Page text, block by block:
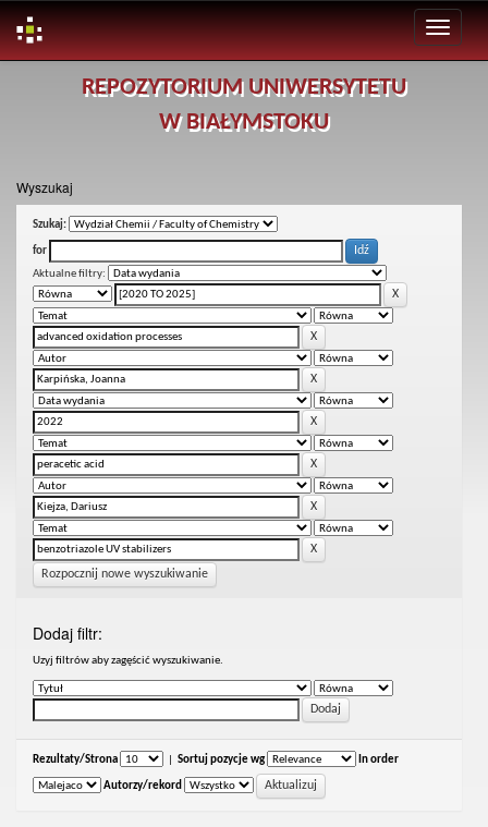
REPOZYTORIUM UNIWERSYTETU
W BIAŁYMSTOKU
Wyszukaj
Szukaj:
for
Aktualne filtry:
Rozpocznij nowe wyszukiwanie
Dodaj filtr:
Uzyj filtrów aby zagęścić wyszukiwanie.
Rezultaty/Strona Sortuj pozycje wg In order
Autorzy/rekord